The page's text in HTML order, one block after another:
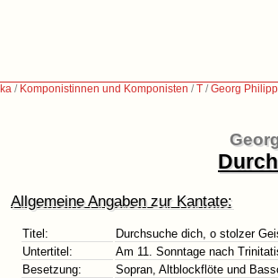
/ Komponistinnen und Komponisten /T /Georg
Allgemeine Angaben zur Kantate:
Titel:
Durchsuche dich, o stolzer
Untertitel:
Am 11. Sonntage nach
Besetzung:
Sopran, Altblockflöte und